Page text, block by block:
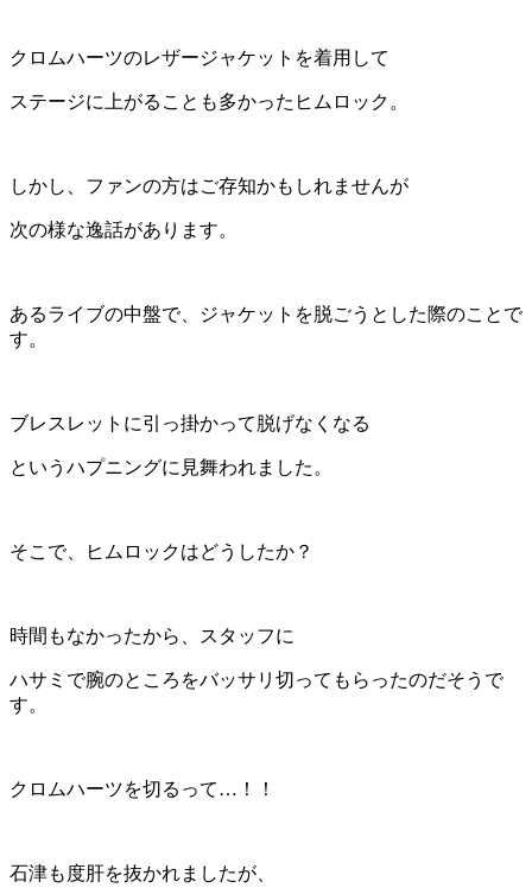
クロムハーツのレザージャケットを着用して
ステージに上がることも多かったヒムロック。
しかし、ファンの方はご存知かもしれませんが
次の様な逸話があります。
あるライブの中盤で、ジャケットを脱ごうとした際のことで
す。
ブレスレットに引っ掛かって脱げなくなる
というハプニングに見舞われました。
そこで、ヒムロックはどうしたか？
時間もなかったから、スタッフに
ハサミで腕のところをバッサリ切ってもらったのだそうで
す。
クロムハーツを切るって…！！
石津も度肝を抜かれましたが、